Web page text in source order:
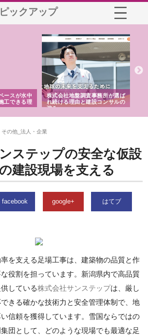
ックアップ
盤調査事務所が選ば
由と建設コンサルの
株式会社名神精工の最新ニュ
スリリース一覧と注目トピック
その他_法人・企業
ステップの安全な仮設
建設現場を支える
facebook google+ はてブ
を支える足場工事は、建築物の品質と作
役割を担っています。新潟県内で高品質
している株式会社サンステップは、厳し
きる確かな技術力と安全管理体制で、地
信頼を獲得しています。雪国ならではの
団として、どのような現場でも最適な足